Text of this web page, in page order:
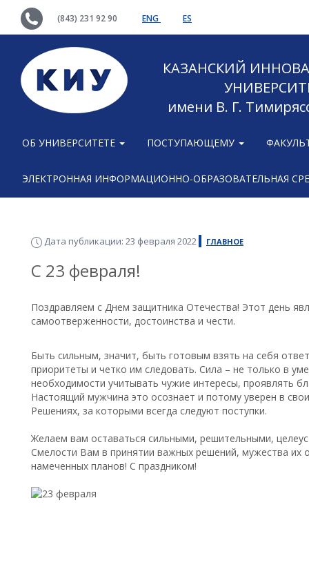
(843) 231 92 90 ENG ES
КАЗАНСКИЙ
имени В. Г.
ОБ УНИВЕРСИТЕТЕ ПОСТУПАЮЩЕМУ
ЭЛЕКТРОННАЯ ИНФОРМАЦИОННО-ОБРАЗОВАТЕЛЬНАЯ
Дата публикации: 23 февраля 2022 ГЛАВНОЕ
С 23 февраля!
Поздравляем с Днем защитника Отечества! Этот день
самоотверженности, достоинства и чести.
Быть сильным, значит, быть готовым взять на себя
приоритеты и четко им следовать. Сила – не только в
необходимости учитывать чужие интересы, проявлять
Настоящий мужчина это осознает и потому уверен в
Решениях, за которыми всегда следуют поступки.
Желаем вам оставаться сильными, решительными,
Смелости Вам в принятии важных решений, мужества их
намеченных планов! С праздником!